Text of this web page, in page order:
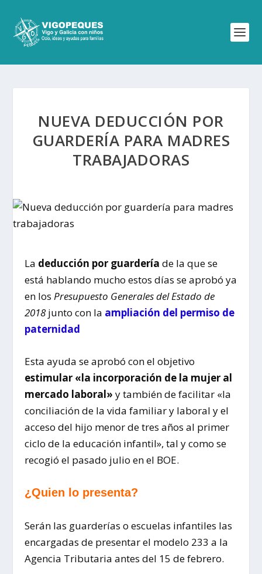
NUEVA DEDUCCIÓN POR
GUARDERÍA PARA MADRES
TRABAJADORAS
La deducción por guardería de la que se
está hablando mucho estos días se aprobó ya
en losPresupuesto Generales del Estado de
2018junto con la ampliación del permiso de
paternidad
Esta ayuda se aprobó con el objetivo
estimular «la incorporación de la mujer al
mercado laboral» y también de facilitar «la
conciliación de la vida familiar y laboral y el
acceso del hijo menor de tres años al primer
ciclo de la educación infantil», tal y como se
recogió el pasado julio en el BOE.
¿Quien lo presenta?
Serán las guarderías o escuelas infantiles las
encargadas de presentar el modelo 233 a la
Agencia Tributaria antes del 15 de febrero.